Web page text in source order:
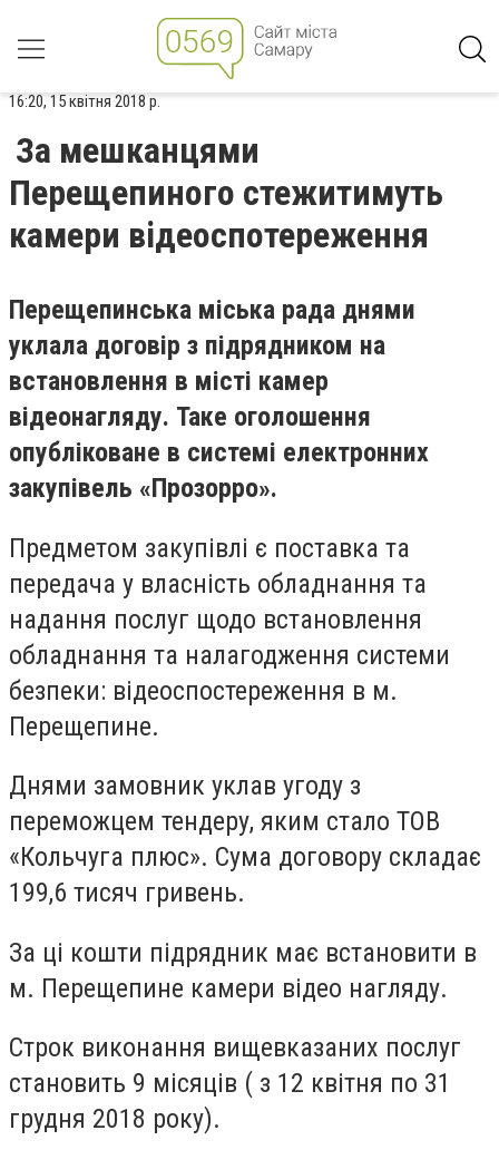
16:20, 15 квітня 2018 р.
За мешканцями
Перещепиного стежитимуть
камери відеоспотереження
Перещепинська міська рада днями
уклала договір з підрядником на
встановлення в місті камер
відеонагляду. Таке оголошення
опубліковане в системі електронних
закупівель «Прозорро».
Предметом закупівлі є поставка та
передача у власність обладнання та
надання послуг щодо встановлення
обладнання та налагодження системи
безпеки: відеоспостереження в м.
Перещепине.
Днями замовник уклав угоду з
переможцем тендеру, яким стало ТОВ
«Кольчуга плюс». Сума договору складає
199,6 тисяч гривень.
За ці кошти підрядник має встановити в
м. Перещепине камери відео нагляду.
Строк виконання вищевказаних послуг
становить 9 місяців ( з 12 квітня по 31
грудня 2018 року).